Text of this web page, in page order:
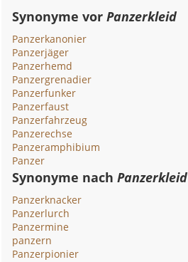
Synonyme vorPanzerkleid
Panzerkanonier
Panzerjäger
Panzerhemd
Panzergrenadier
Panzerfunker
Panzerfaust
Panzerfahrzeug
Panzerechse
Panzeramphibium
Panzer
Synonyme nachPanzerkleid
Panzerknacker
Panzerlurch
Panzermine
panzern
Panzerpionier